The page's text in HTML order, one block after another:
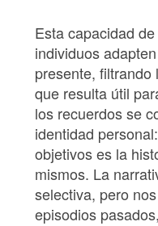
Esta capacidad
individuos
presente,
que resulta útil
los recuerdos se
identidad
objetivos es la
mismos. La
selectiva, pero
episodios